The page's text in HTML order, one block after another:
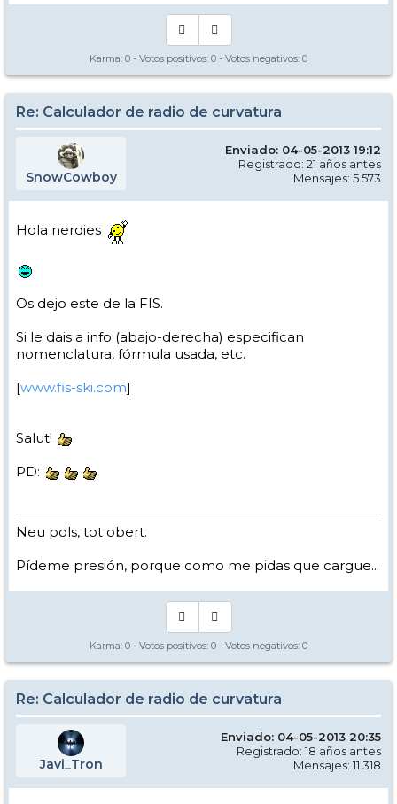
Karma: 0 - Votos positivos: 0 - Votos negativos: 0
Re: Calculador de radio de curvatura
SnowCowboy
Enviado: 04-05-2013 19:12
Registrado: 21 años antes
Mensajes: 5.573
Hola nerdies
Os dejo este de la FIS.
Si le dais a info (abajo-derecha) especifican
nomenclatura, fórmula usada, etc.
[www.fis-ski.com]
Salut!
PD:
Neu pols, tot obert.
Pídeme presión, porque como me pidas que cargue...
Karma: 0 - Votos positivos: 0 - Votos negativos: 0
Re: Calculador de radio de curvatura
Javi_Tron
Enviado: 04-05-2013 20:35
Registrado: 18 años antes
Mensajes: 11.318